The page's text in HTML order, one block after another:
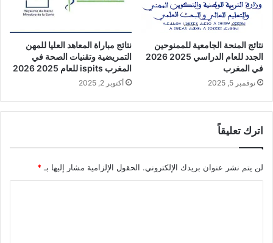
نتائج المنحة الجامعية للممنوحين
الجدد للعام الدراسي 2025 2026
في المغرب
نوفمبر 5, 2025
نتائج مباراة المعاهد العليا للمهن
التمريضية وتقنيات الصحة في
المغرب ispits للعام 2025 2026
أكتوبر 2, 2025
اترك تعليقاً
لن يتم نشر عنوان بريدك الإلكتروني. الحقول الإلزامية مشار إليها بـ *